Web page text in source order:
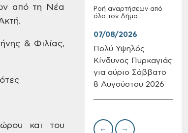
από τη Νέα
& Φιλίας,
και του
Επαναλειτουργία
του συστήματος
Ροή αναρτήσεων από
όλο τον Δήμο
07/08/2026
Πολύ Υψηλός
Κίνδυνος Πυρκαγιάς
για αύριο Σάββατο
8 Αυγούστου 2026
← →